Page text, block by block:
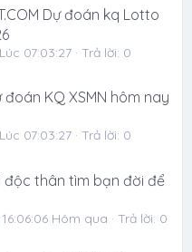
Dự đoán kq Lotto
Lúc 07:03:27
Trả lời: 0
đoán KQ XSMN hôm nay
Lúc 07:03:27
Trả lời: 0
độc thân tìm bạn đời để
Hôm qua
Trả lời: 0